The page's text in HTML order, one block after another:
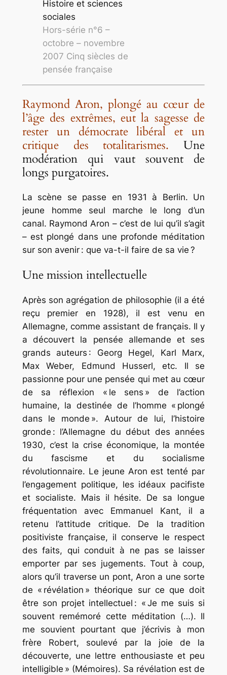
Hors-série n°6 –
octobre – novembre
2007 Cinq siècles de
pensée française
Raymond Aron, plongé au cœur de
l’âge des extrêmes, eut la sagesse de
rester un démocrate libéral et un
critique des totalitarismes. Une
modération qui vaut souvent de
longs purgatoires.
La scène se passe en 1931 à Berlin. Un
jeune homme seul marche le long d’un
canal. Raymond Aron – c’est de lui qu’il s’agit
– est plongé dans une profonde méditation
sur son avenir : que va-t-il faire de sa vie ?
Une mission intellectuelle
Après son agrégation de philosophie (il a été
reçu premier en 1928), il est venu en
Allemagne, comme assistant de français. Il y
a découvert la pensée allemande et ses
grands auteurs : Georg Hegel, Karl Marx,
Max Weber, Edmund Husserl, etc. Il se
passionne pour une pensée qui met au cœur
de sa réflexion « le sens » de l’action
humaine, la destinée de l’homme « plongé
dans le monde ». Autour de lui, l’histoire
gronde : l’Allemagne du début des années
1930, c’est la crise économique, la montée
du fascisme et du socialisme
révolutionnaire. Le jeune Aron est tenté par
l’engagement politique, les idéaux pacifiste
et socialiste. Mais il hésite. De sa longue
fréquentation avec Emmanuel Kant, il a
retenu l’attitude critique. De la tradition
positiviste française, il conserve le respect
des faits, qui conduit à ne pas se laisser
emporter par ses jugements. Tout à coup,
alors qu’il traverse un pont, Aron a une sorte
de « révélation » théorique sur ce que doit
être son projet intellectuel : « Je me suis si
souvent remémoré cette méditation (…). Il
me souvient pourtant que j’écrivis à mon
frère Robert, soulevé par la joie de la
découverte, une lettre enthousiaste et peu
intelligible » (Mémoires). Sa révélation est de